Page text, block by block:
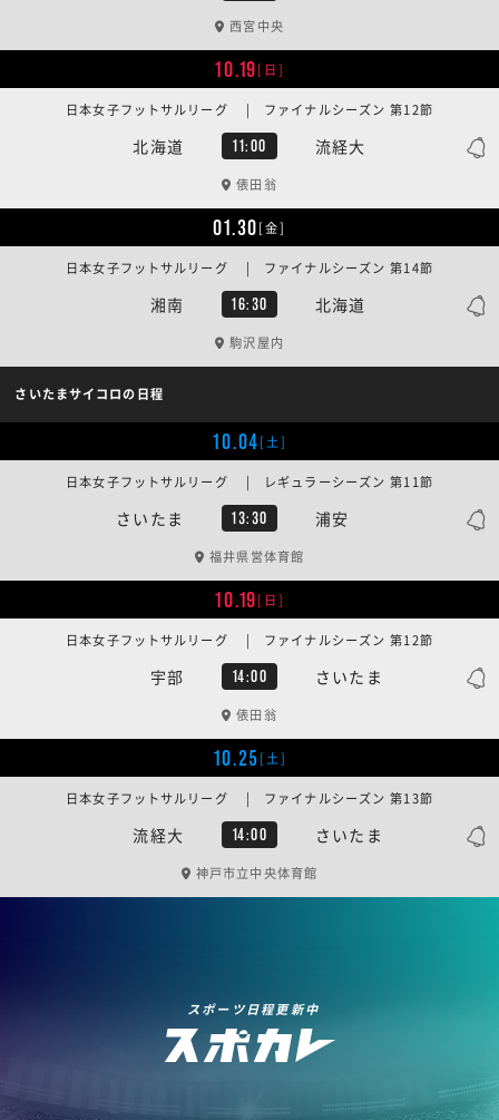
西宮中央
10.19[日]
北海道 11:00 流経大
日本女子フットサルリーグ | ファイナルシーズン 第12節
俵田翁
01.30[金]
湘南 16:30 北海道
日本女子フットサルリーグ | ファイナルシーズン 第14節
駒沢屋内
さいたまサイコロの日程
10.04[土]
さいたま 13:30 浦安
日本女子フットサルリーグ | レギュラーシーズン 第11節
福井県営体育館
10.19[日]
宇部 14:00 さいたま
日本女子フットサルリーグ | ファイナルシーズン 第12節
俵田翁
10.25[土]
流経大 14:00 さいたま
日本女子フットサルリーグ | ファイナルシーズン 第13節
神戸市立中央体育館
スポーツ日程更新中